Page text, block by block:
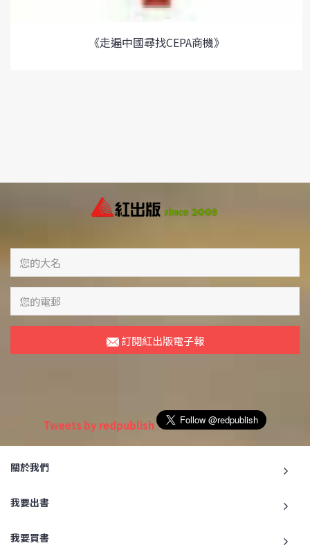
《走遍中國尋找CEPA商機》
訂閱紅出版電子報
Tweets by redpublish
關於我們
我要出書
我要買書